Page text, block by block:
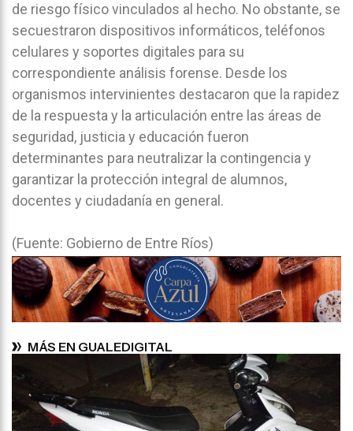
de riesgo físico vinculados al hecho. No obstante, se
secuestraron dispositivos informáticos, teléfonos
celulares y soportes digitales para su
correspondiente análisis forense. Desde los
organismos intervinientes destacaron que la rapidez
de la respuesta y la articulación entre las áreas de
seguridad, justicia y educación fueron
determinantes para neutralizar la contingencia y
garantizar la protección integral de alumnos,
docentes y ciudadanía en general.
(Fuente: Gobierno de Entre Ríos)
MÁS EN GUALEDIGITAL